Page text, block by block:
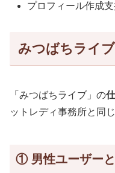
プロフィール作成支
みつばちライ
「みつばちライブ」の
ットレディ事務所と同
① 男性ユーザー